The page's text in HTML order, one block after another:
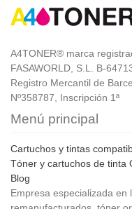
A4TONER® marca
FASAWORLD, S.L. B-
Registro Mercantil de
Nº358787, Inscripción 1ª
Menú principal
Cartuchos y tintas
Tóner y cartuchos de tinta
Blog
Empresa especializada